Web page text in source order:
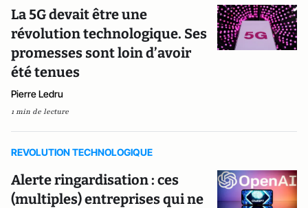
La 5G devait être une
révolution technologique. Ses
promesses sont loin d’avoir
été tenues
Pierre Ledru
1 min de lecture
REVOLUTION TECHNOLOGIQUE
Alerte ringardisation : ces
(multiples) entreprises qui ne